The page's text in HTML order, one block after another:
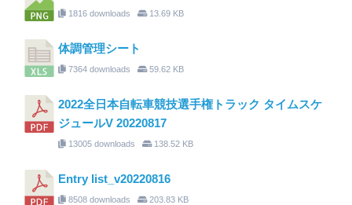
1816 downloads 13.69 KB
体調管理シート
7364 downloads 59.62 KB
2022全日本自転車競技選手権トラック タイムスケ
ジュールV 20220817
13005 downloads 138.52 KB
Entry list_v20220816
8508 downloads 203.83 KB